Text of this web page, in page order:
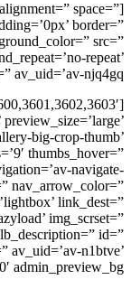
space=”
border=”
src=”
repeat’
av_uid=’av-njq4gq’]
big-crop-thumb’
thumbs_hover=”
navigate-
nav_arrow_color=”
link_dest=”
img_scrset=”
id=”
av_uid=’av-n1btve’
admin_preview_bg=”]